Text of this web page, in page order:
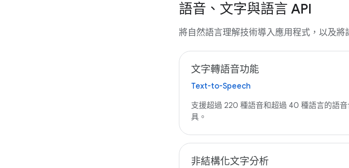
語音、文字與語言 API
將自然語言理解技術導入應用程式，以及將
文字轉語音功能
Text-to-Speech
支援超過 220 種語音和超過 40 種語言的語
具。
非結構化文字分析